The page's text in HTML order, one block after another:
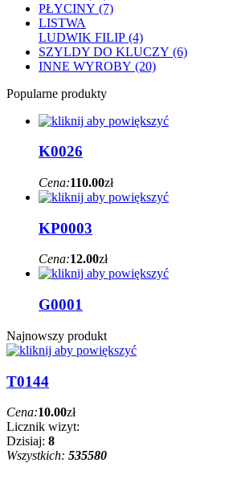
PŁYCINY (7)
LISTWA
LUDWIK FILIP (4)
SZYLDY DO KLUCZY (6)
INNE WYROBY (20)
Popularne produkty
K0026
Cena:110.00zł
KP0003
Cena:12.00zł
G0001
Najnowszy produkt
T0144
Cena:10.00zł
Licznik wizyt:
Dzisiaj: 8
Wszystkich: 535580